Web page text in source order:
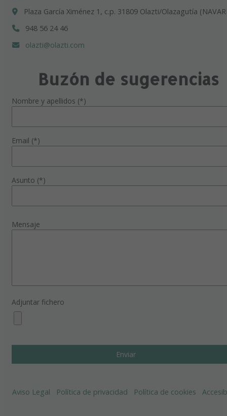
Plaza García Ximénez 1, c.p. 31809 Olazti/Olazagutía
948 56 24 46
olazti@olazti.com
Buzón de sugerencias
Nombre y apellidos (*)
Email (*)
Asunto (*)
Mensaje
Adjuntar fichero
Aviso Legal Política de privacidad Política de cookies